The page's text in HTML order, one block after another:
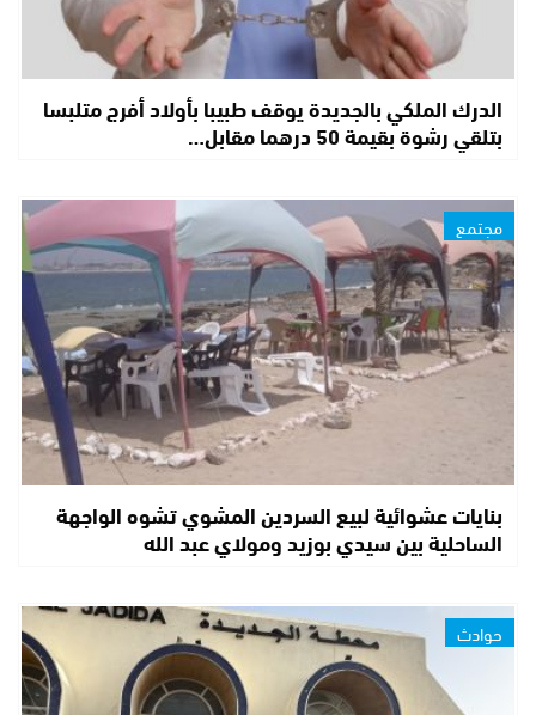
الدرك الملكي بالجديدة يوقف طبيبا بأولاد أفرج متلبسا
بتلقي رشوة بقيمة 50 درهما مقابل…
مجتمع
بنايات عشوائية لبيع السردين المشوي تشوه الواجهة
الساحلية بين سيدي بوزيد ومولاي عبد الله
حوادث